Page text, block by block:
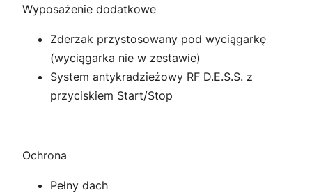
Wyposażenie dodatkowe
Zderzak przystosowany pod wyciągarkę
(wyciągarka nie w zestawie)
System antykradzieżowy RF D.E.S.S. z
przyciskiem Start/Stop
Ochrona
Pełny dach